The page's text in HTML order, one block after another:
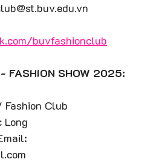
buvfashionclub
FASHION SHOW 2025:
Club
Long